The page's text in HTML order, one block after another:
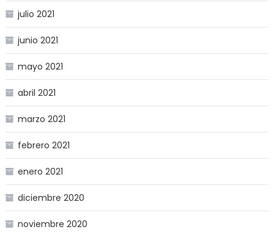
julio 2021
junio 2021
mayo 2021
abril 2021
marzo 2021
febrero 2021
enero 2021
diciembre 2020
noviembre 2020